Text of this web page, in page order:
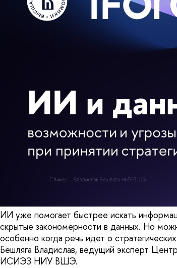
ИИ уже помогает быстрее искать
скрытые закономерности в данных. Но
особенно когда речь идет о
Бешляга Владислав, ведущий эксперт
ИСИЭЗ НИУ ВШЭ.